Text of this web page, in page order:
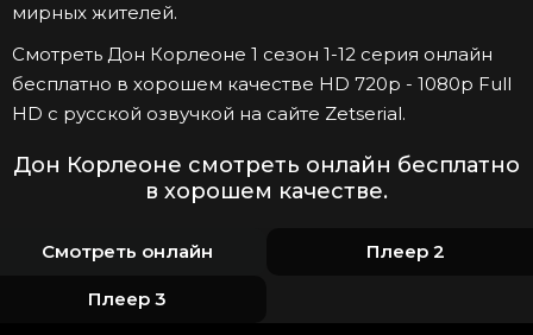
мирных жителей.
Смотреть Дон Корлеоне 1 сезон 1-12 серия онлайн
бесплатно в хорошем качестве HD 720p - 1080p Full
HD с русской озвучкой на сайте Zetserial.
Дон Корлеоне смотреть онлайн бесплатно
в хорошем качестве.
Смотреть онлайн Плеер 2
Плеер 3